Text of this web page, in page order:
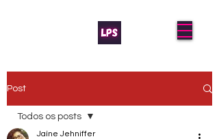
Post
Todos os posts
Jaíne Jehniffer